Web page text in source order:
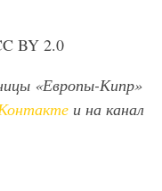
BY 2.0
«Европы-Кипр»
и на канал